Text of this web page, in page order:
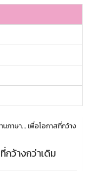
นภาษา... เพื่อโอกาสที่กว้าง
กว้างกว่าเดิม